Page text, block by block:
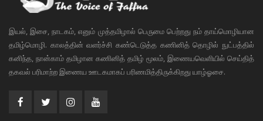
இயல், இசை, நாடகம், எனும் முத்தமிழால் பெருமை பெற்றது நம் தாய்மொழியான
தமிழ்மொழி. காலத்தின் வளர்ச்சி கண்டெடுத்த கணினித் தொழில் நுட்பத்தில்
கனிந்த, நான்காம் தமிழான கணினித் தமிழ் மூலம், இணையவெளியில் செய்தித்
தகவல் பரிமாற்ற இணைய ஊடகமாகப் பரிணமித்திருக்கிறது யாழ்ஓசை.